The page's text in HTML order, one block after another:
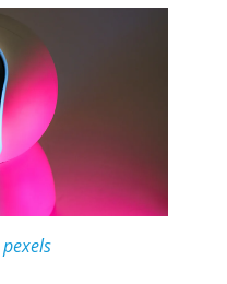
pexels